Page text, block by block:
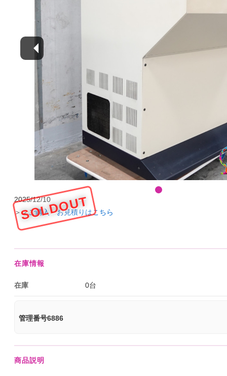
SOLDOUT
2025/12/10
＞＞ご購入・お見積りはこちら
在庫情報
在庫 0台
管理番号6886
商品説明